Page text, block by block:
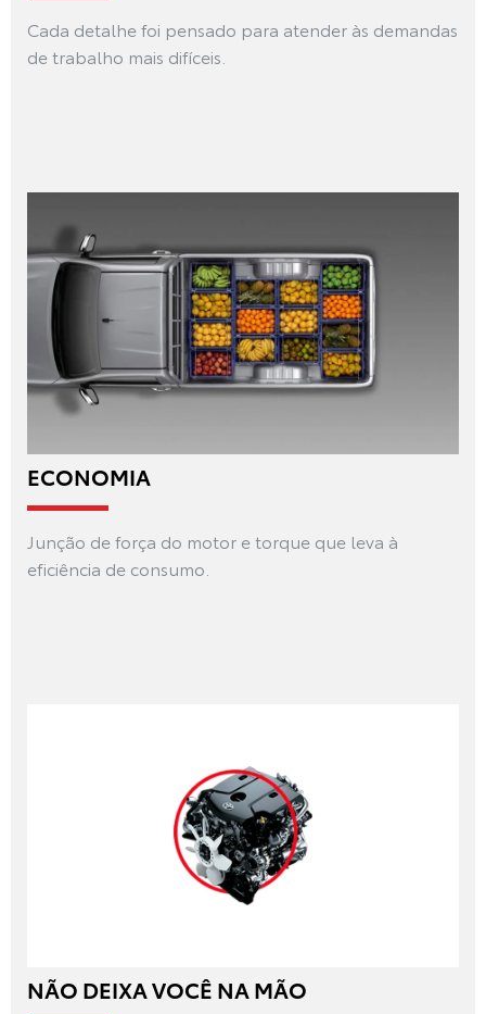
Cada detalhe foi pensado para atender às demandas
de trabalho mais difíceis.
ECONOMIA
Junção de força do motor e torque que leva à
eficiência de consumo.
NÃO DEIXA VOCÊ NA MÃO